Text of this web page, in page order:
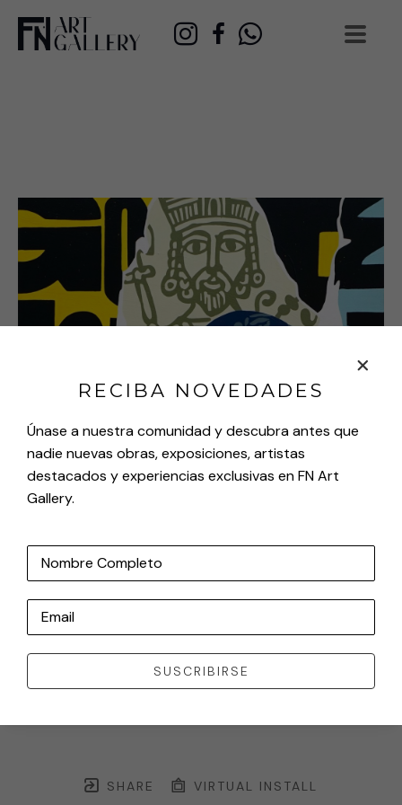
SHARE VIRTUAL INSTALL
RECIBA NOVEDADES
Únase a nuestra comunidad y descubra antes que
nadie nuevas obras, exposiciones, artistas
destacados y experiencias exclusivas en FN Art
Gallery.
Nombre Completo
Email
SUSCRIBIRSE